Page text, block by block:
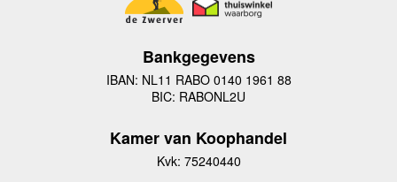
Bankgegevens
IBAN: NL11 RABO 0140 1961 88
BIC: RABONL2U
Kamer van Koophandel
Kvk: 75240440